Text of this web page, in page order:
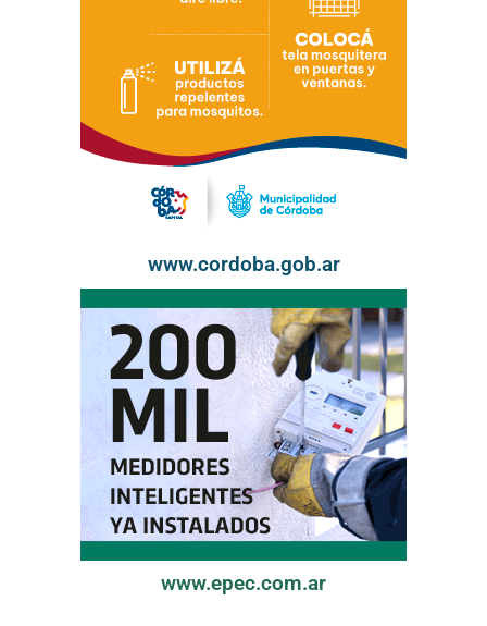
www.cordoba.gob.ar
www.epec.com.ar